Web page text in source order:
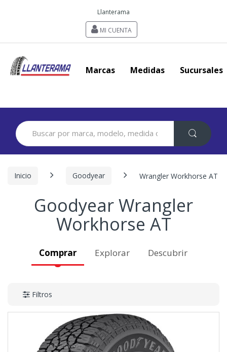
Llanterama
MI CUENTA
Marcas Medidas Sucursales
Search
for:
Inicio Goodyear Wrangler Workhorse AT
Goodyear Wrangler
Workhorse AT
Comprar Explorar Descubrir
Filtros